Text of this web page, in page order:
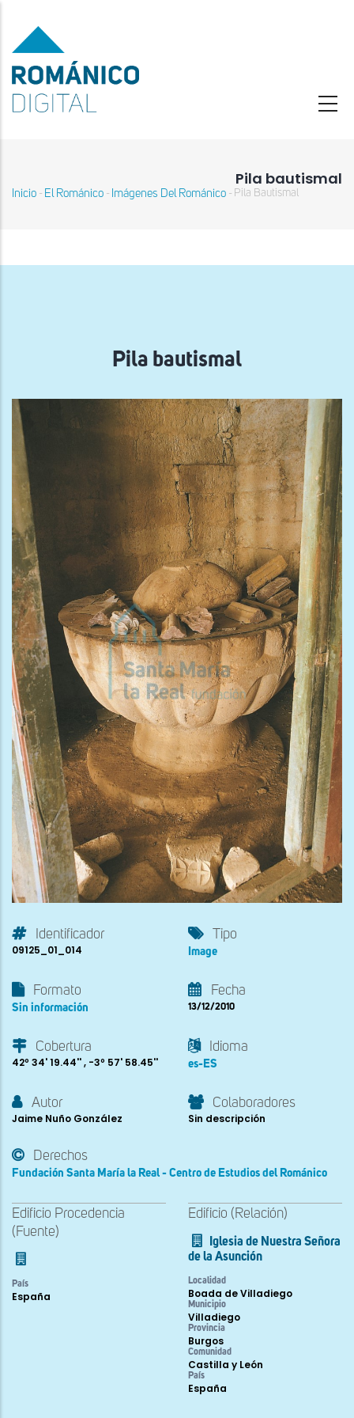
contenido
principal
Pila bautismal
Sobrescribir
navegación
Inicio - El Románico - Imágenes Del Románico - Pila Bautismal
Pila bautismal
Identificador
09125_01_014
Tipo
Image
Formato
Sin información
Fecha
13/12/2010
Cobertura
42º 34' 19.44'' , -3º 57' 58.45''
Idioma
es-ES
Autor
Jaime Nuño González
Colaboradores
Sin descripción
Derechos
Fundación Santa María la Real - Centro de Estudios del Románico
Edificio Procedencia
(Fuente)
País
España
Edificio (Relación)
Iglesia de Nuestra Señora
de la Asunción
Localidad
Boada de Villadiego
Municipio
Villadiego
Provincia
Burgos
Comunidad
Castilla y León
País
España